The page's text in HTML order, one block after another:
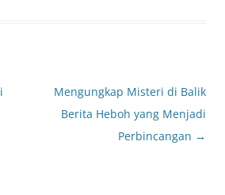
Mengungkap Misteri di Balik
Berita Heboh yang Menjadi
Perbincangan →